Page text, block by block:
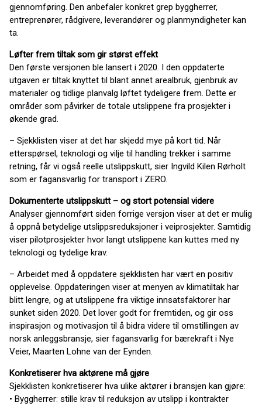
gjennomføring. Den anbefaler konkret grep byggherrer,
entreprenører, rådgivere, leverandører og planmyndigheter kan
ta.
Løfter frem tiltak som gir størst effekt
Den første versjonen ble lansert i 2020. I den oppdaterte
utgaven er tiltak knyttet til blant annet arealbruk, gjenbruk av
materialer og tidlige planvalg løftet tydeligere frem. Dette er
områder som påvirker de totale utslippene fra prosjekter i
økende grad.
– Sjekklisten viser at det har skjedd mye på kort tid. Når
etterspørsel, teknologi og vilje til handling trekker i samme
retning, får vi også reelle utslippskutt, sier Ingvild Kilen Rørholt
som er fagansvarlig for transport i ZERO.
Dokumenterte utslippskutt – og stort potensial videre
Analyser gjennomført siden forrige versjon viser at det er mulig
å oppnå betydelige utslippsreduksjoner i veiprosjekter. Samtidig
viser pilotprosjekter hvor langt utslippene kan kuttes med ny
teknologi og tydelige krav.
– Arbeidet med å oppdatere sjekklisten har vært en positiv
opplevelse. Oppdateringen viser at menyen av klimatiltak har
blitt lengre, og at utslippene fra viktige innsatsfaktorer har
sunket siden 2020. Det lover godt for fremtiden, og gir oss
inspirasjon og motivasjon til å bidra videre til omstillingen av
norsk anleggsbransje, sier fagansvarlig for bærekraft i Nye
Veier, Maarten Lohne van der Eynden.
Konkretiserer hva aktørene må gjøre
Sjekklisten konkretiserer hva ulike aktører i bransjen kan gjøre:
• Byggherrer: stille krav til reduksjon av utslipp i kontrakter